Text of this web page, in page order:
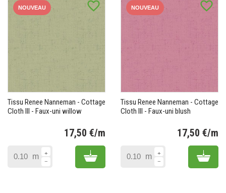
favorite_border
NOUVEAU
Tissu Renee Nanneman - Cottage
Cloth III - Faux-uni willow
17,50 €/m
m Add to cart
favorite_border
NOUVEAU
Tissu Renee Nanneman - Cottage
Cloth III - Faux-uni blush
17,50 €/m
m Add